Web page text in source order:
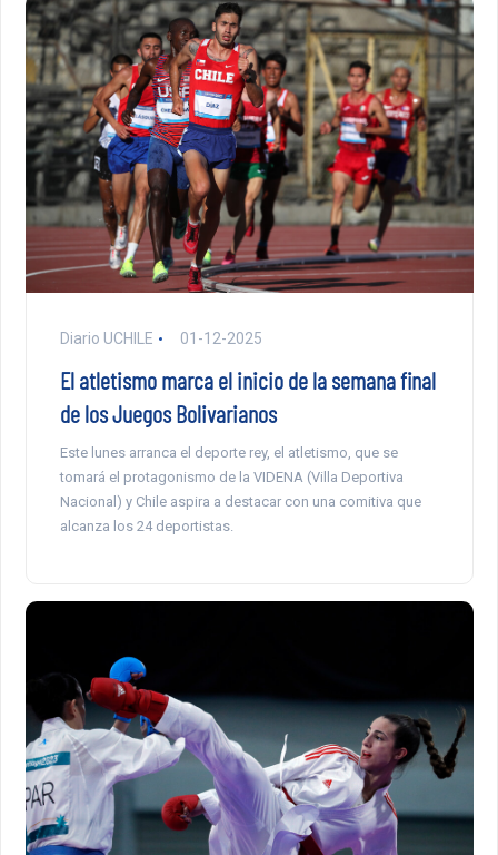
Diario UCHILE 01-12-2025
El atletismo marca el inicio de la semana final
de los Juegos Bolivarianos
Este lunes arranca el deporte rey, el atletismo, que se
tomará el protagonismo de la VIDENA (Villa Deportiva
Nacional) y Chile aspira a destacar con una comitiva que
alcanza los 24 deportistas.